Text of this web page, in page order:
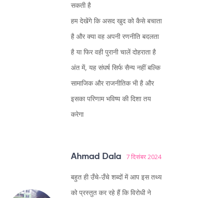
सकती है
हम देखेंगे कि असद खुद को कैसे बचाता
है और क्या वह अपनी रणनीति बदलता
है या फिर वही पुरानी चालें दोहराता है
अंत में, यह संघर्ष सिर्फ सैन्य नहीं बल्कि
सामाजिक और राजनीतिक भी है और
इसका परिणाम भविष्य की दिशा तय
करेगा
Ahmad Dala 7 दिसंबर 2024
बहुत ही उँचे‑उँचे शब्दों में आप इस तथ्य
को प्रस्तुत कर रहे हैं कि विरोधी ने